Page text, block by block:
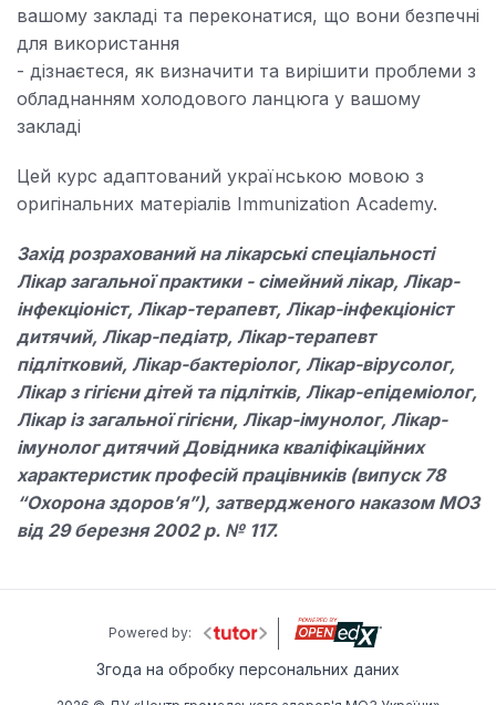
вашому закладі та переконатися, що вони безпечні
для використання
- дізнаєтеся, як визначити та вирішити проблеми з
обладнанням холодового ланцюга у вашому
закладі
Цей курс адаптований українською мовою з
оригінальних матеріалів Immunization Academy.
Захід розрахований на лікарські спеціальності
Лікар загальної практики - сімейний лікар, Лікар-
інфекціоніст, Лікар-терапевт, Лікар-інфекціоніст
дитячий, Лікар-педіатр, Лікар-терапевт
підлітковий, Лікар-бактеріолог, Лікар-вірусолог,
Лікар з гігієни дітей та підлітків, Лікар-епідеміолог,
Лікар із загальної гігієни, Лікар-імунолог, Лікар-
імунолог дитячий Довідника кваліфікаційних
характеристик професій працівників (випуск 78
“Охорона здоров’я”), затвердженого наказом МОЗ
від 29 березня 2002 р. № 117.
Powered by:
Згода на обробку персональних даних